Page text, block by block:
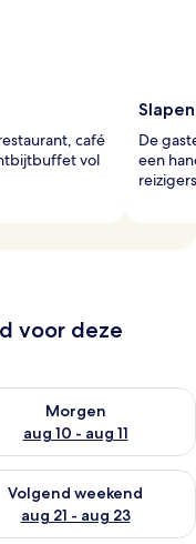
café
vol
De
een
voor deze
aug 9 - aug
Morgen
aug 10 - aug 11
weekend aug 14 -
Volgend weekend
aug 21 - aug 23